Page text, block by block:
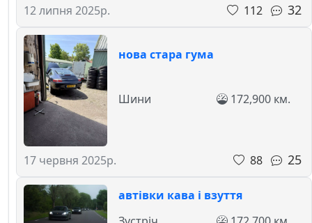
12 липня 2025р. 112 32
нова стара гума
17 червня 2025р.
Шини 172,900 км.
88 25
автівки кава і взуття